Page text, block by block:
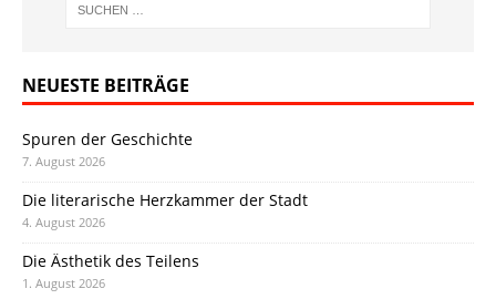
NEUESTE BEITRÄGE
Spuren der Geschichte
7. August 2026
Die literarische Herzkammer der Stadt
4. August 2026
Die Ästhetik des Teilens
1. August 2026